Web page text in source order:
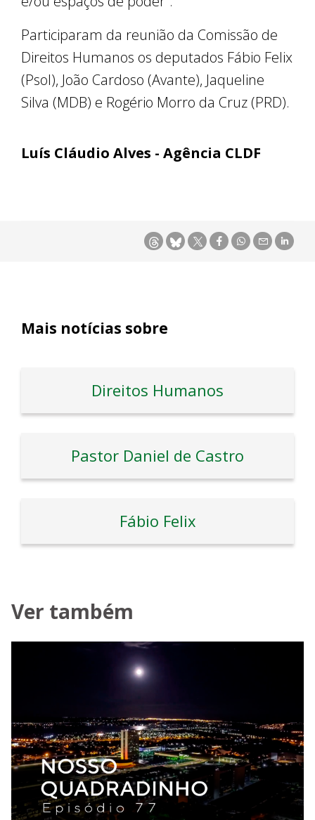
Participaram da reunião da Comissão de
Direitos Humanos os deputados Fábio Felix
(Psol), João Cardoso (Avante), Jaqueline
Silva (MDB) e Rogério Morro da Cruz (PRD).
Luís Cláudio Alves - Agência CLDF
Mais notícias sobre
Direitos Humanos
Pastor Daniel de Castro
Fábio Felix
Ver também